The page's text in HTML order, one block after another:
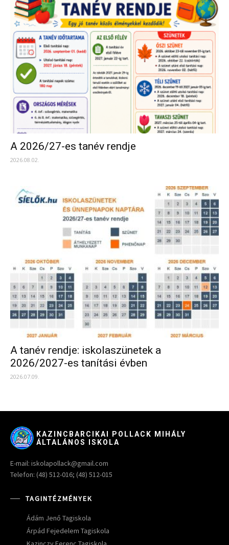
A 2026/27-es tanév rendje
2026.08.02.
A tanév rendje: iskolaszünetek a
2026/2027-es tanítási évben
2026.07.09.
KAZINCBARCIKAI POLLACK MIHÁLY
ÁLTALÁNOS ISKOLA
E-mail: iskolapollack@gmail.com
Telefon: (48) 512-016; (48) 512-015
TAGINTÉZMÉNYEK
Ádám Jenő Tagiskola
Árpád Fejedelem Tagiskola